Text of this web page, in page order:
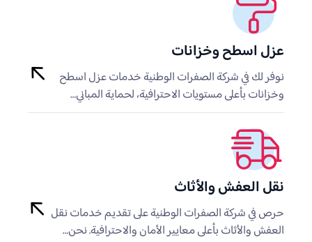
عزل اسطح وخزانات
نوفر لك في شركة الصفرات الوطنية خدمات عزل اسطح
وخزانات بأعلى مستويات الاحترافية، لحماية المباني…
نقل العفش والأثاث
حرص في شركة الصفرات الوطنية على تقديم خدمات نقل
العفش والأثاث بأعلى معايير الأمان والاحترافية. نحن…